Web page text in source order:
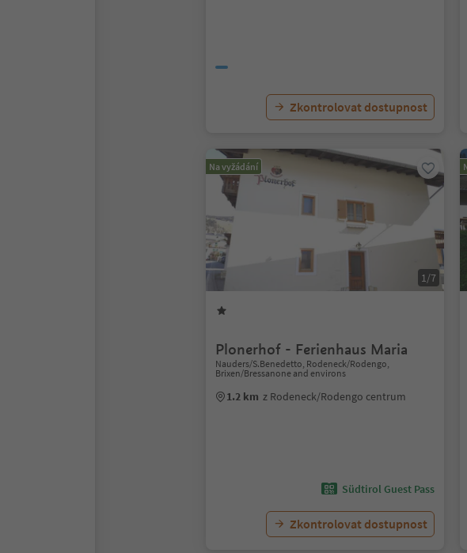
Zkontrolovat dostupnost
Na vyžádání
1/7
Plonerhof - Ferienhaus Maria
Nauders/S.Benedetto, Rodeneck/Rodengo,
Brixen/Bressanone and environs
1.2 km z Rodeneck/Rodengo centrum
Südtirol Guest Pass
Zkontrolovat dostupnost